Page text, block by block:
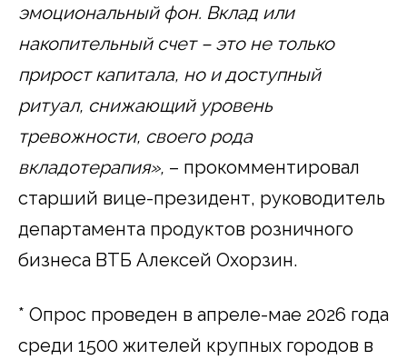
эмоциональный фон. Вклад или
накопительный счет – это не только
прирост капитала, но и доступный
ритуал, снижающий уровень
тревожности, своего рода
вкладотерапия», – прокомментировал
старший вице-президент, руководитель
департамента продуктов розничного
бизнеса ВТБ Алексей Охорзин.
* Опрос проведен в апреле-мае 2026 года
среди 1500 жителей крупных городов в